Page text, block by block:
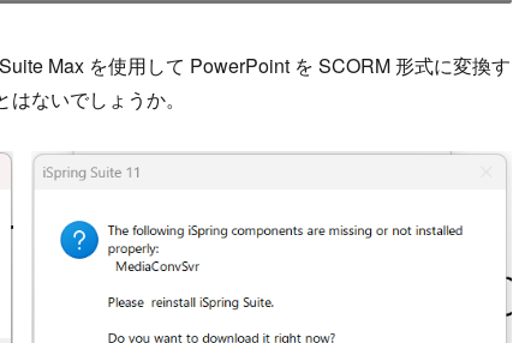
Max を使用して PowerPoint を SCORM 形式に変換す
ないでしょうか。